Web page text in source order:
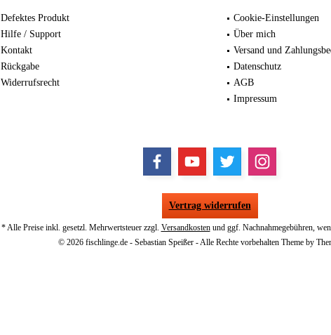
Defektes Produkt
Hilfe / Support
Kontakt
Rückgabe
Widerrufsrecht
Cookie-Einstellungen
Über mich
Versand und
Datenschutz
AGB
Impressum
Vertrag widerrufen
* Alle Preise inkl. gesetzl. Mehrwertsteuer zzgl. Versandkostenund ggf. Nachnahmegebühren,
© 2026 fischlinge.de - Sebastian Speißer - Alle Rechte vorbehalten Theme by